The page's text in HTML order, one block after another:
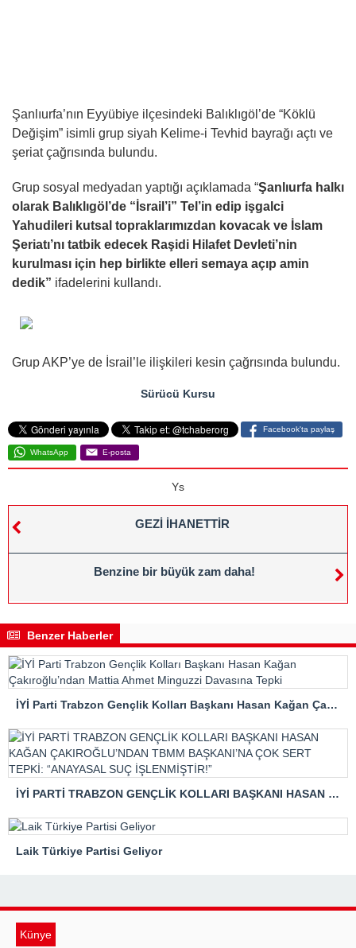
Şanlıurfa’nın Eyyübiye ilçesindeki Balıklıgöl’de “Köklü
Değişim” isimli grup siyah Kelime-i Tevhid bayrağı açtı ve
şeriat çağrısında bulundu.
Grup sosyal medyadan yaptığı açıklamada “Şanlıurfa halkı
olarak Balıklıgöl’de “İsrail’i” Tel’in edip işgalci
Yahudileri kutsal topraklarımızdan kovacak ve İslam
Şeriatı’nı tatbik edecek Raşidi Hilafet Devleti’nin
kurulması için hep birlikte elleri semaya açıp amin
dedik” ifadelerini kullandı.
Grup AKP’ye de İsrail’le ilişkileri kesin çağrısında bulundu.
Sürücü Kursu
Facebook'ta paylaş
WhatsApp E-posta
Ys
GEZİ İHANETTİR
Benzine bir büyük zam daha!
Benzer Haberler
İYİ Parti Trabzon Gençlik Kolları Başkanı Hasan Kağan Çakıroğlu’ndan Mattia Ahmet Minguzzi Davasına Tepki
İYİ PARTİ TRABZON GENÇLİK KOLLARI BAŞKANI HASAN KAĞAN ÇAKIROĞLU’NDAN TBMM BAŞKANI’NA ÇOK SERT TEPKİ: “ANAYASAL SUÇ İŞLENMİŞTİR!”
Laik Türkiye Partisi Geliyor
Künye